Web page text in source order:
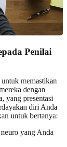
Penilai
memastikan
dengan
yang presentasi
diri Anda
untuk bertanya:
yang Anda